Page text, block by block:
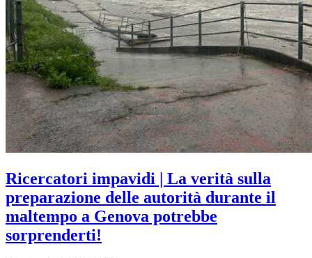
Ricercatori impavidi | La verità sulla
preparazione delle autorità durante il
maltempo a Genova potrebbe
sorprenderti!